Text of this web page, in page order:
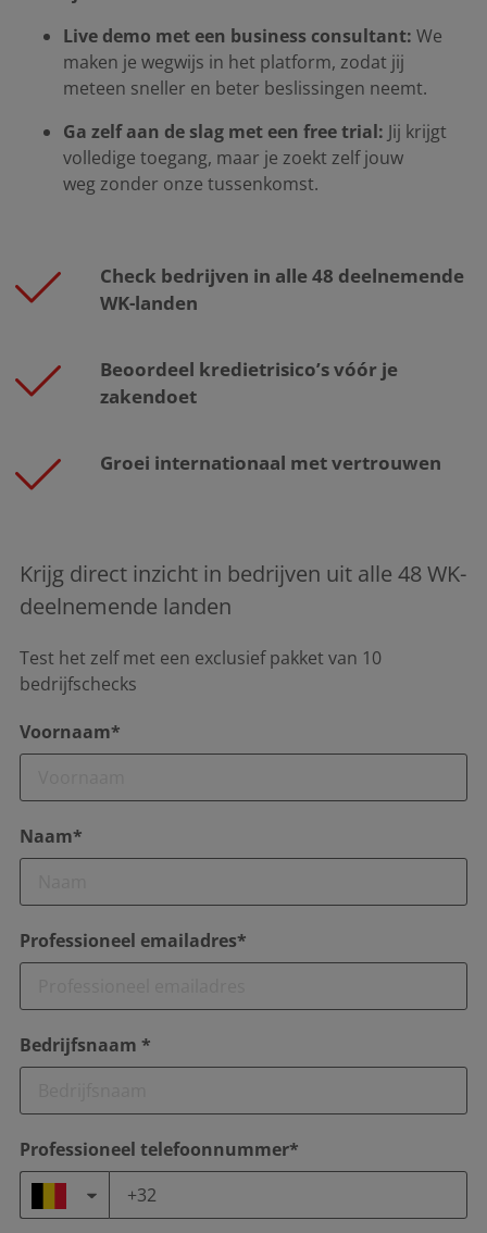
Live demo met een business consultant: We
maken je wegwijs in het platform, zodat jij
meteen sneller en beter beslissingen neemt.
Ga zelf aan de slag met een free trial: Jij krijgt
volledige toegang, maar je zoekt zelf jouw
weg zonder onze tussenkomst.
Check bedrijven in alle 48 deelnemende
WK-landen
Beoordeel kredietrisico’s vóór je
zakendoet
Groei internationaal met vertrouwen
Krijg direct inzicht in bedrijven uit alle 48 WK-
deelnemende landen
Test het zelf met een exclusief pakket van 10
bedrijfschecks
Voornaam*
Naam*
Professioneel emailadres*
Bedrijfsnaam *
Professioneel telefoonnummer*